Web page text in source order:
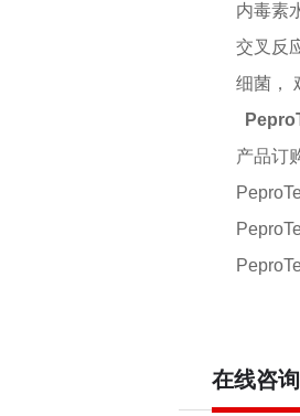
内毒素
交叉反
细菌，
产品订
在线咨询